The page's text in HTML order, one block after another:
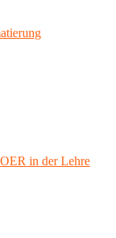
in der Lehre